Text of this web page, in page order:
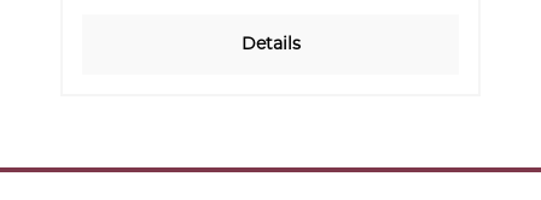
Details